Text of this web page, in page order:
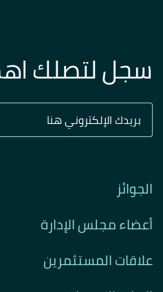
سجل لتصلك
الجوائز
أعضاء مجلس الإدارة
علاقات المستثمرين